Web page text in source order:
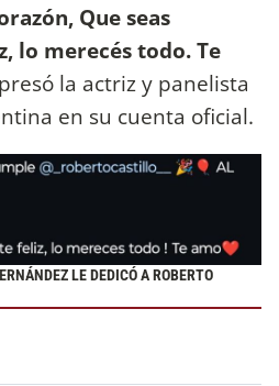
Que seas
lo merecés todo. Te
la actriz y panelista
en su cuenta oficial.
LE DEDICÓ A ROBERTO